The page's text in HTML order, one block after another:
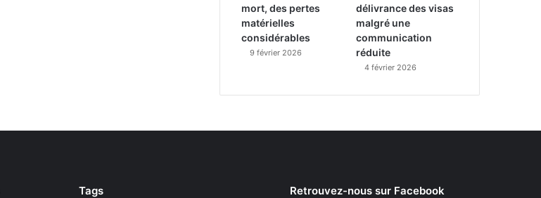
mort, des pertes
matérielles
considérables
9 février 2026
délivrance des visas
malgré une
communication
réduite
4 février 2026
Tags Retrouvez-nous sur Facebook